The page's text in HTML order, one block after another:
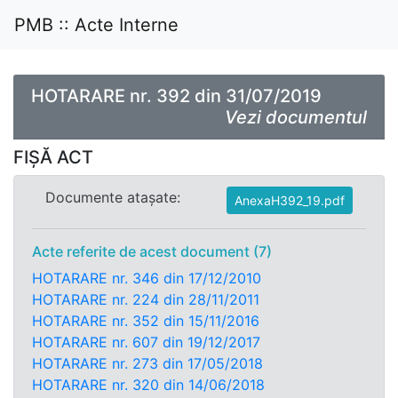
PMB :: Acte Interne
HOTARARE nr. 392 din 31/07/2019
Vezi documentul
FIȘĂ ACT
Documente atașate: AnexaH392_19.pdf
Acte referite de acest document (7)
HOTARARE nr. 346 din 17/12/2010
HOTARARE nr. 224 din 28/11/2011
HOTARARE nr. 352 din 15/11/2016
HOTARARE nr. 607 din 19/12/2017
HOTARARE nr. 273 din 17/05/2018
HOTARARE nr. 320 din 14/06/2018